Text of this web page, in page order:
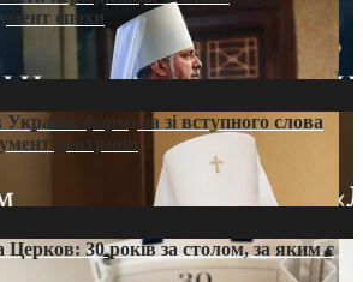
епохи
формула зі вступного слова
доктрини
Церков: 30 років за столом, за яким є